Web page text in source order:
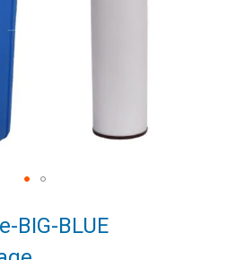
BIG-BLUE